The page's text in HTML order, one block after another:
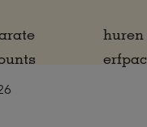
huren